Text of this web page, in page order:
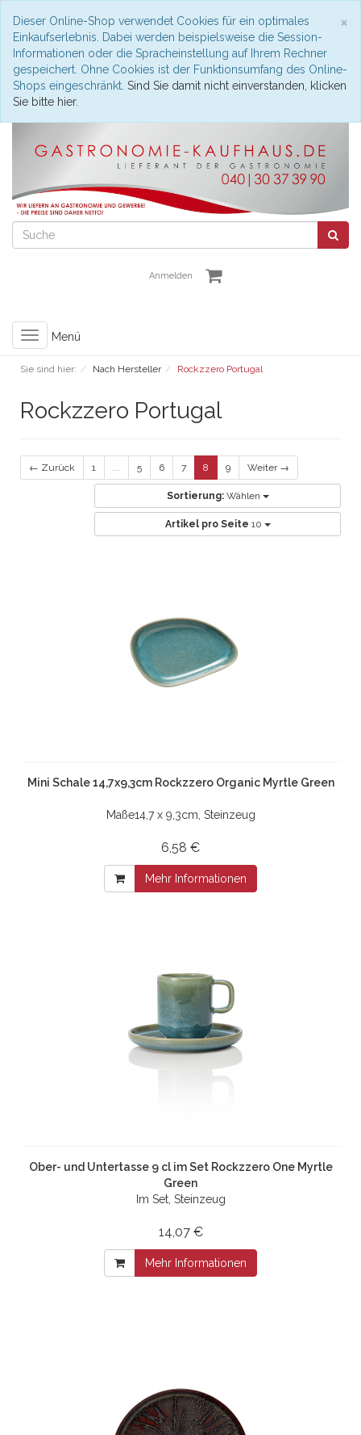
×
Dieser Online-Shop verwendet Cookies für ein optimales
Einkaufserlebnis. Dabei werden beispielsweise die Session-
Informationen oder die Spracheinstellung auf Ihrem Rechner
gespeichert. Ohne Cookies ist der Funktionsumfang des Online-
Shops eingeschränkt. Sind Sie damit nicht einverstanden, klicken
Sie bitte hier.
Anmelden
Toggle
navigation
Menü
Sie sind hier: Nach Hersteller Rockzzero Portugal
Rockzzero Portugal
← Zurück 1 ... 5 6 7 8 9 Weiter →
Sortierung: Wählen
Artikel pro Seite 10
Mini Schale 14,7x9,3cm Rockzzero Organic Myrtle Green
Maße14,7 x 9,3cm, Steinzeug
6,58 €
Mehr Informationen
Ober- und Untertasse 9 cl im Set Rockzzero One Myrtle
Green
Im Set, Steinzeug
14,07 €
Mehr Informationen